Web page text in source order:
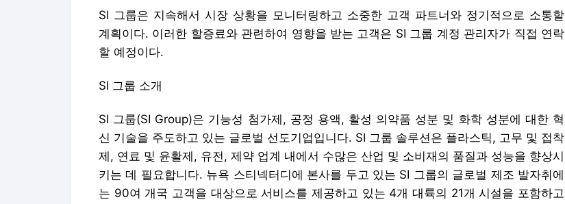
SI 그룹은 지속해서 시장 상황을 모니터링하고 소중한 고객 파트너와 정기적으로 소통할
계획이다. 이러한 할증료와 관련하여 영향을 받는 고객은 SI 그룹 계정 관리자가 직접 연락
할 예정이다.
SI 그룹 소개
SI 그룹(SI Group)은 기능성 첨가제, 공정 용액, 활성 의약품 성분 및 화학 성분에 대한 혁
신 기술을 주도하고 있는 글로벌 선도기업입니다. SI 그룹 솔루션은 플라스틱, 고무 및 접착
제, 연료 및 윤활제, 유전, 제약 업계 내에서 수많은 산업 및 소비재의 품질과 성능을 향상시
키는 데 필요합니다. 뉴욕 스티넥터디에 본사를 두고 있는 SI 그룹의 글로벌 제조 발자취에
는 90여 개국 고객을 대상으로 서비스를 제공하고 있는 4개 대륙의 21개 시설을 포함하고